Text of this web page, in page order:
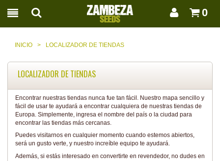
0
INICIO > LOCALIZADOR DE TIENDAS
LOCALIZADOR DE TIENDAS
Encontrar nuestras tiendas nunca fue tan fácil. Nuestro mapa sencillo y
fácil de usar te ayudará a encontrar cualquiera de nuestras tiendas de
Europa. Simplemente, ingresa el nombre del país o la ciudad para
encontrar las tiendas más cercanas.
Puedes visitarnos en cualquier momento cuando estemos abiertos,
será un gusto verte, y nuestro increíble equipo te ayudará.
Además, si estás interesado en convertirte en revendedor, no dudes en